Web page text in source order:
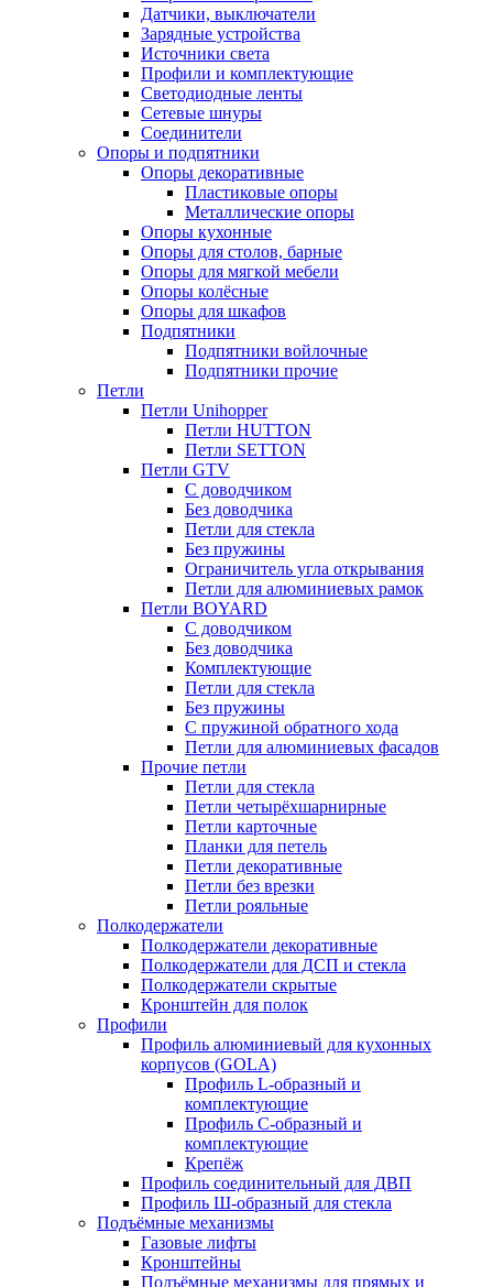
Датчики, выключатели
Зарядные устройства
Источники света
Профили и комплектующие
Светодиодные ленты
Сетевые шнуры
Соединители
Опоры и подпятники
Опоры декоративные
Пластиковые опоры
Металлические опоры
Опоры кухонные
Опоры для столов, барные
Опоры для мягкой мебели
Опоры колёсные
Опоры для шкафов
Подпятники
Подпятники войлочные
Подпятники прочие
Петли
Петли Unihopper
Петли HUTTON
Петли SETTON
Петли GTV
С доводчиком
Без доводчика
Петли для стекла
Без пружины
Ограничитель угла открывания
Петли для алюминиевых рамок
Петли BOYARD
С доводчиком
Без доводчика
Комплектующие
Петли для стекла
Без пружины
С пружиной обратного хода
Петли для алюминиевых фасадов
Прочие петли
Петли для стекла
Петли четырёхшарнирные
Петли карточные
Планки для петель
Петли декоративные
Петли без врезки
Петли рояльные
Полкодержатели
Полкодержатели декоративные
Полкодержатели для ДСП и стекла
Полкодержатели скрытые
Кронштейн для полок
Профили
Профиль алюминиевый для кухонных
корпусов (GOLA)
Профиль L-образный и
комплектующие
Профиль C-образный и
комплектующие
Крепёж
Профиль соединительный для ДВП
Профиль Ш-образный для стекла
Подъёмные механизмы
Газовые лифты
Кронштейны
Подъёмные механизмы для прямых и